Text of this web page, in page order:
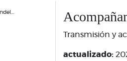
Transmisión y
actualizado: